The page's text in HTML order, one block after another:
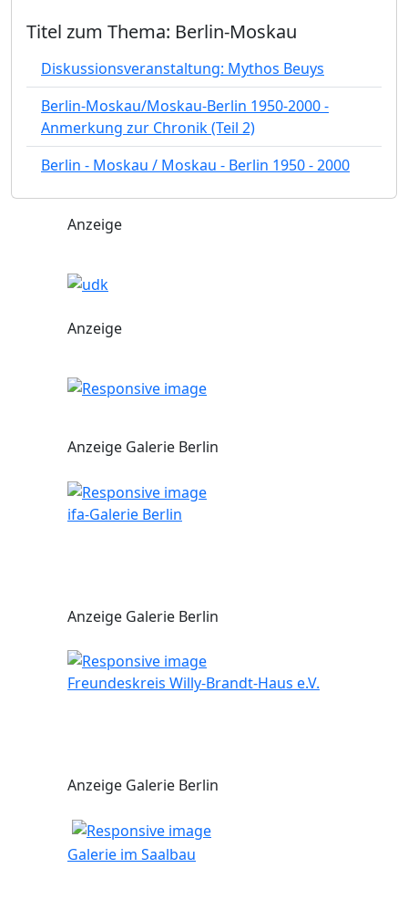
Titel zum Thema: Berlin-Moskau
Diskussionsveranstaltung: Mythos Beuys
Berlin-Moskau/Moskau-Berlin 1950-2000 -
Anmerkung zur Chronik (Teil 2)
Berlin - Moskau / Moskau - Berlin 1950 - 2000
Anzeige
Anzeige
Anzeige Galerie Berlin
ifa-Galerie Berlin
Anzeige Galerie Berlin
Freundeskreis Willy-Brandt-Haus e.V.
Anzeige Galerie Berlin
Galerie im Saalbau